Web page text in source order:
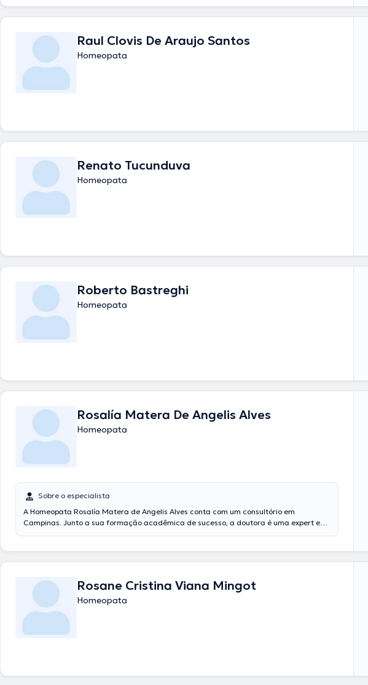
Raul Clovis De Araujo Santos
Homeopata
Renato Tucunduva
Homeopata
Roberto Bastreghi
Homeopata
Rosalía Matera De Angelis Alves
Homeopata
Sobre o especialista
A Homeopata Rosalía Matera de Angelis Alves conta com um consultório em
Campinas. Junto a sua formação acadêmica de sucesso, a doutora é uma expert em
especialização e produziu interessantes artigos. Cabe ressaltar que, a profissional de
saúde pode falar Português Espanhol Inglês.
Rosane Cristina Viana Mingot
Homeopata